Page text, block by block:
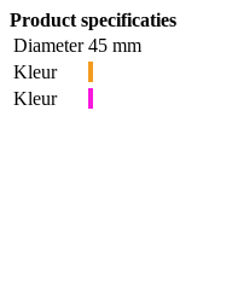
Product specificaties
Diameter 45 mm
Kleur
Kleur